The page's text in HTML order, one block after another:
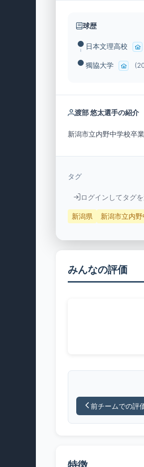
球歴
日本文理高校
獨協大学
渡部 悠太選手の紹介
新潟市立内野中学校卒業
タグ
ログインしてタグ
新潟県 新潟市立内野
みんなの評価
前チームでの評